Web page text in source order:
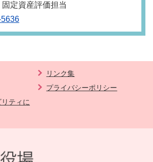
定資産評価担当
リンク集
プライバシーポリシー
ティに